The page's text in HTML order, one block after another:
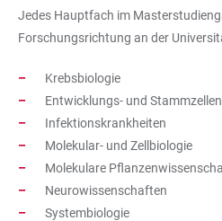
Jedes Hauptfach im
Forschungsrichtung an der
Krebsbiologie
Entwicklungs- und
Infektionskrankheiten
Molekular- und Zellbiologie
Molekulare
Neurowissenschaften
Systembiologie